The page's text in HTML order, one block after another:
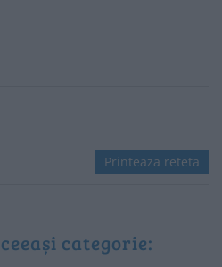
Printeaza reteta
categorie: